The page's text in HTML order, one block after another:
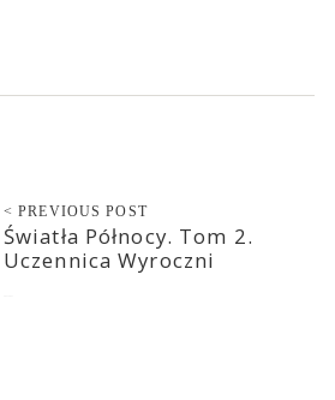
< PREVIOUS POST
Światła Północy. Tom 2.
Uczennica Wyroczni